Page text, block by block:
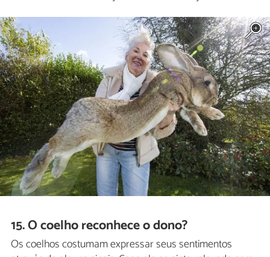
15. O coelho reconhece o dono?
Os coelhos costumam expressar seus sentimentos